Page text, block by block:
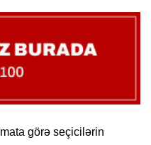
görə seçicilərin